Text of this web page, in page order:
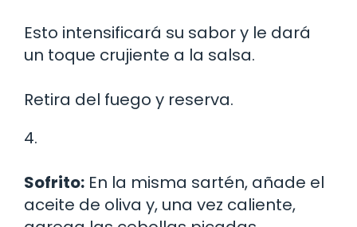
Esto intensificará su sabor y le dará
un toque crujiente a la salsa.
Retira del fuego y reserva.
4.
Sofrito: En la misma sartén, añade el
aceite de oliva y, una vez caliente,